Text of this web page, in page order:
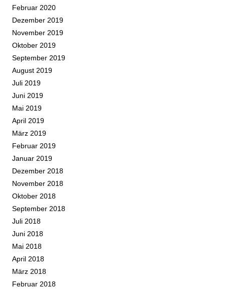
Februar 2020
Dezember 2019
November 2019
Oktober 2019
September 2019
August 2019
Juli 2019
Juni 2019
Mai 2019
April 2019
März 2019
Februar 2019
Januar 2019
Dezember 2018
November 2018
Oktober 2018
September 2018
Juli 2018
Juni 2018
Mai 2018
April 2018
März 2018
Februar 2018